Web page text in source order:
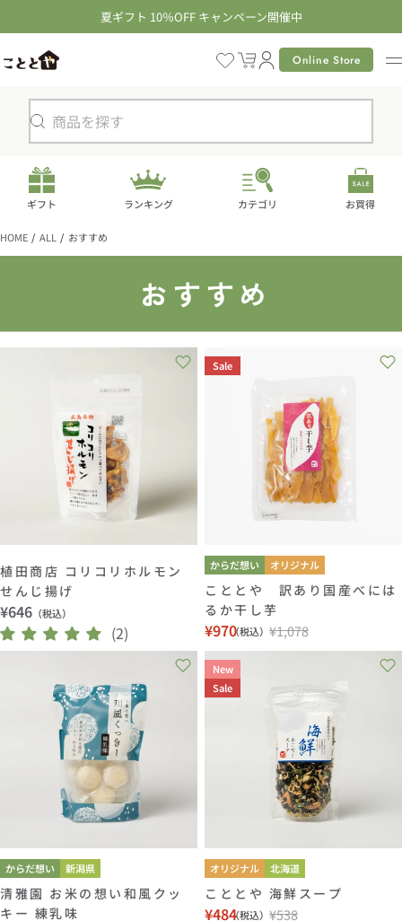
ン
テ
夏ギフト 10％OFF キャンペーン開催中
カ
ー
Online Store
検
ギフト ランキング カテゴリ お買得
HOME ALL おすすめ
コ
レ
ク
:
おすすめ
植田商店 コリコリホルモン
せんじ揚げ
通
常
価
¥646 （税込）
(2)
Sale
からだ想い オリジナル
こととや 訳あり国産べには
るか干し芋
セ
ー
ル
価
¥970（税込）
通
常
価
格
¥1,078
からだ想い 新潟県
清雅園 お米の想い和風クッ
キー 練乳味
New
Sale
オリジナル 北海道
こととや 海鮮スープ
¥484（税込） ¥538